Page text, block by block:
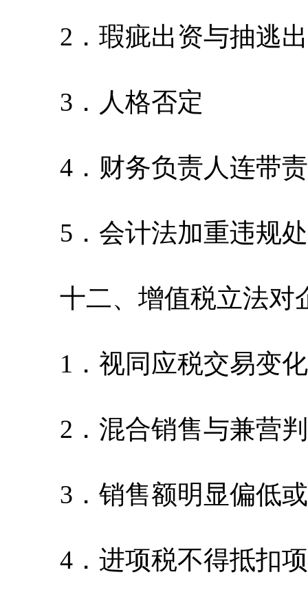
2．瑕疵出资与抽逃
3．人格否定
4．财务负责人连带
5．会计法加重违规处
十二、增值税立法对
1．视同应税交易变化
2．混合销售与兼营判
3．销售额明显偏低
4．进项税不得抵扣项